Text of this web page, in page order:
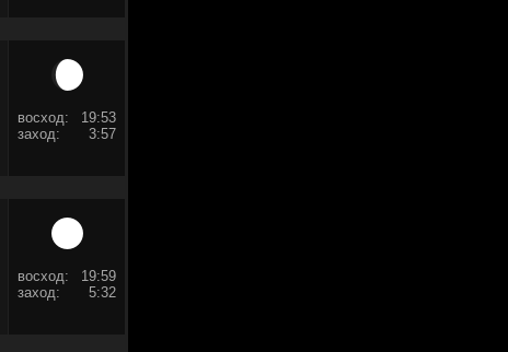
восход:
19:53
заход:
3:57
восход:
19:59
заход:
5:32